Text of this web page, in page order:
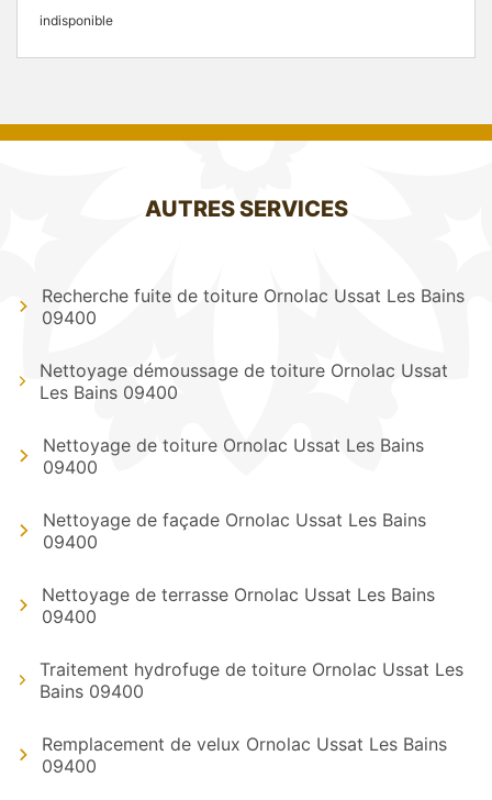
indisponible
AUTRES SERVICES
Recherche fuite de toiture Ornolac Ussat Les Bains
09400
Nettoyage démoussage de toiture Ornolac Ussat
Les Bains 09400
Nettoyage de toiture Ornolac Ussat Les Bains
09400
Nettoyage de façade Ornolac Ussat Les Bains
09400
Nettoyage de terrasse Ornolac Ussat Les Bains
09400
Traitement hydrofuge de toiture Ornolac Ussat Les
Bains 09400
Remplacement de velux Ornolac Ussat Les Bains
09400